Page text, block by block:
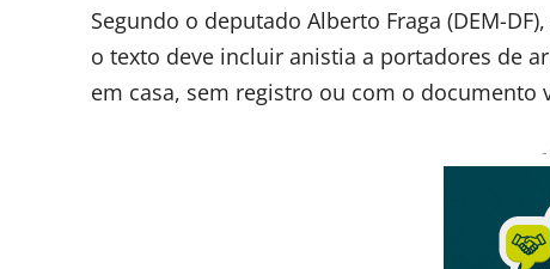
Segundo o deputado Alberto Fraga (DEM-
o texto deve incluir anistia a portadores de
em casa, sem registro ou com o documento
-